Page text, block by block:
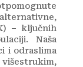
– ključnih
Naša
i odraslima